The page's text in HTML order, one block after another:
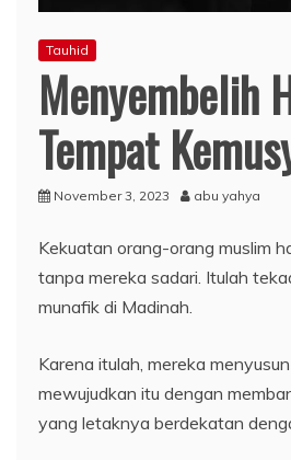
Tauhid
Menyembelih
Tempat
November 3, 2023 abu yahya
Kekuatan orang-orang muslim
tanpa mereka sadari. Itulah
munafik di Madinah.
Karena itulah, mereka
mewujudkan itu dengan
yang letaknya berdekatan